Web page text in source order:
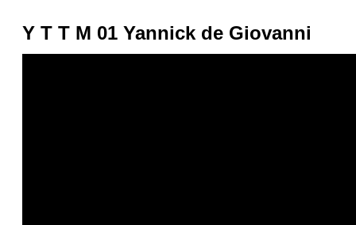
Y T T M 01 Yannick de Giovanni